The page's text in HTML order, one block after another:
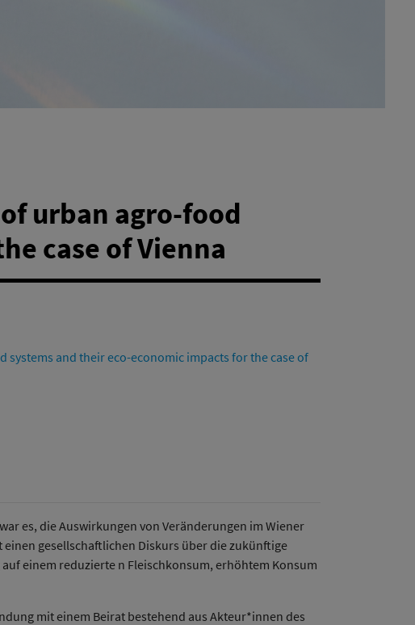
urban agro-food
case of Vienna
systems and their eco-economic impacts for the case of
es, die Auswirkungen von Veränderungen im Wiener
gesellschaftlichen Diskurs über die zukünftige
einem reduzierte n Fleischkonsum, erhöhtem Konsum
mit einem Beirat bestehend aus Akteur*innen des